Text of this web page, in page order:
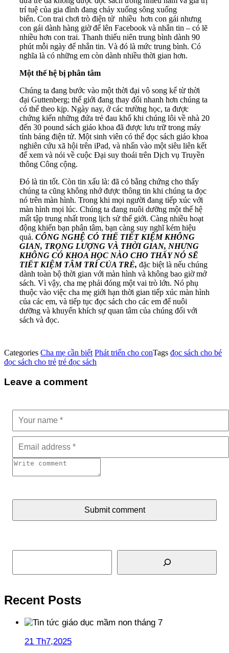
trí tuệ của gia đình đang chảy xuống sông xuống
biển. Con trai chơi trò điện tử nhiều hơn con gái nhưng
con gái dành hàng giờ để lên Facebook và nhắn tin – có lẽ
nhiều hơn con trai. Thanh thiếu niên trung bình dành 90
phút mỗi ngày để nhắn tin. Và đó là mức trung bình. Có
nghĩa là có những em còn dành nhiều thời gian hơn.
Một thế hệ bị phân tâm
Chúng ta đang bước vào một thời đại vô song kể từ thời
đại Guttenberg; thế giới đang thay đổi nhanh hơn chúng ta
có thể theo kịp. Ngày nay, ở các trường học, ta được
chứng kiến ​​những đứa trẻ đau khổ khi chúng lôi về nhà 20
đến 30 pound sách giáo khoa đã được lưu trữ trong máy
tính bảng điện tử. Một sinh viên có thể đọc sách giáo khoa
nghiên cứu xã hội trên iPad, và nhấn vào một siêu liên kết
để xem và nói về cuộc Đại suy thoái trên Dịch vụ Truyền
thông Công cộng.
Đó là tin tốt. Còn tin xấu là: đã có bằng chứng cho thấy
chúng ta cũng không nhớ được thông tin khi chúng ta đọc
nó trên màn hình. Trong khi mọi người đang tiếp xúc với
màn hình mọi lúc. Chúng ta đang nuôi dưỡng một thế hệ
mất tập trung nhất trong lịch sử thế giới. Càng nhiều hoạt
động khiến bạn phân tâm, bạn càng suy nghĩ kém hiệu
quả. CÔNG NGHỆ CÓ THỂ TIẾT KIỆM KHÔNG
GIAN, TRỌNG LƯỢNG VÀ THỜI GIAN, NHƯNG
KHÔNG CÓ KHOA HỌC NÀO CHO THẤY NÓ SẼ
TIẾT KIỆM TÂM TRÍ CỦA TRẺ, đặc biệt là nếu chúng
dành toàn bộ thời gian với màn hình và không bao giờ mở
sách. Vì vậy, cha mẹ phải đóng một vai trò lớn. Nó phụ
thuộc vào việc cha mẹ giới hạn thời gian tiếp xúc màn hình
của các em, và tiếp tục đọc sách cho các em để nuôi
dưỡng và khuyến khích sự quan tâm của chúng đối với
sách và đọc.
Categories Cha mẹ cần biết Phát triển cho conTags đọc sách cho bé
đọc sách cho trẻ trẻ đọc sách
Leave a comment
Submit comment
Tìm kiếm
Recent Posts
21 Th7,2025